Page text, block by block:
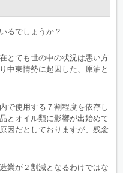
るでしょうか？
とても世の中の状況は悪い方
中東情勢に起因した、原油と
で使用する７割程度を依存し
とオイル類に影響が出始めて
因だとしておりますが、残念
業が２割減となるわけではな